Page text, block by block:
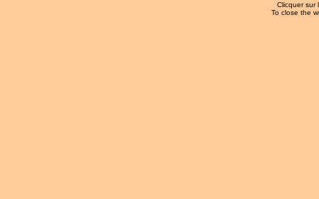
Clicquer sur
To close the